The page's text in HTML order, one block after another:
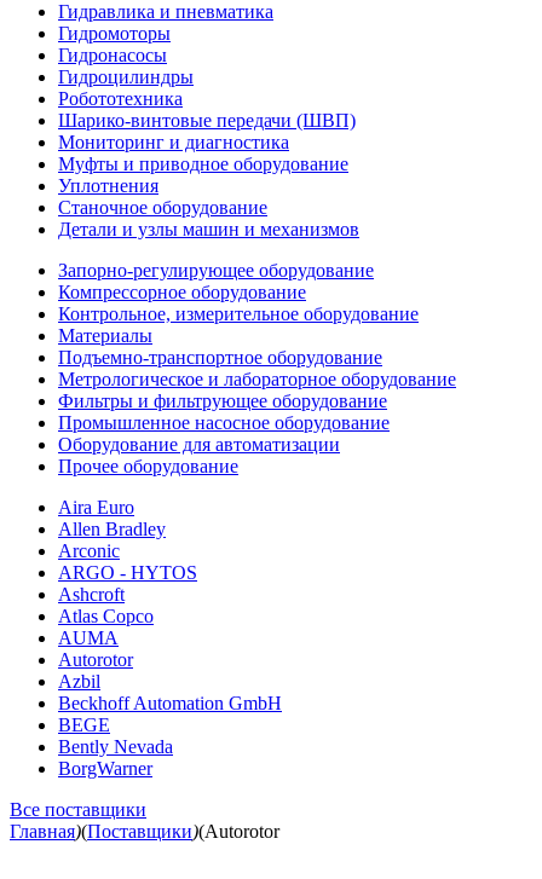
Гидравлика и пневматика
Гидромоторы
Гидронасосы
Гидроцилиндры
Робототехника
Шарико-винтовые передачи (ШВП)
Мониторинг и диагностика
Муфты и приводное оборудование
Уплотнения
Станочное оборудование
Детали и узлы машин и механизмов
Запорно-регулирующее оборудование
Компрессорное оборудование
Контрольное, измерительное оборудование
Материалы
Подъемно-транспортное оборудование
Метрологическое и лабораторное оборудование
Фильтры и фильтрующее оборудование
Промышленное насосное оборудование
Оборудование для автоматизации
Прочее оборудование
Aira Euro
Allen Bradley
Arconic
ARGO - HYTOS
Ashcroft
Atlas Copco
AUMA
Autorotor
Azbil
Beckhoff Automation GmbH
BEGE
Bently Nevada
BorgWarner
Все поставщики
Главная)(Поставщики)(Autorotor